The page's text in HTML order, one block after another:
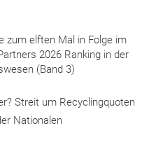
zum elften Mal in Folge im
2026 Ranking in der
(Band 3)
Streit um Recyclingquoten
Nationalen